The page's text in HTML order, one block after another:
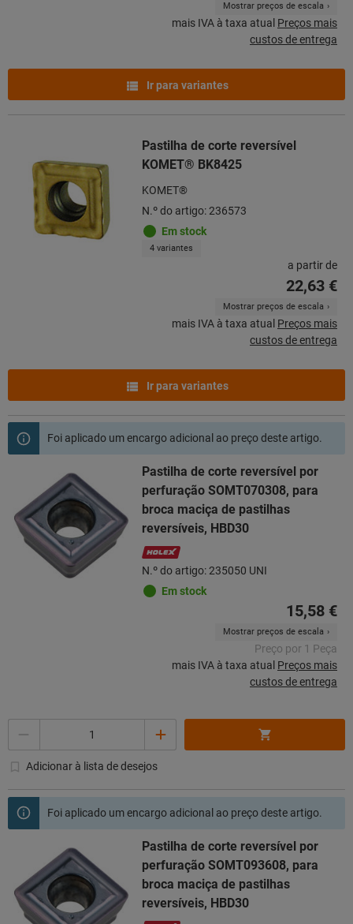
Mostrar preços de escala
mais IVA à taxa atual Preços mais
custos de entrega
Ir para variantes
Pastilha de corte reversível
KOMET® BK8425
KOMET®
N.º do artigo: 236573
Em stock
4 variantes
a partir de
22,63 €
Mostrar preços de escala
mais IVA à taxa atual Preços mais
custos de entrega
Ir para variantes
Foi aplicado um encargo adicional ao preço deste artigo.
Pastilha de corte reversível por
perfuração SOMT070308, para
broca maciça de pastilhas
reversíveis, HBD30
N.º do artigo: 235050 UNI
Em stock
15,58 €
Mostrar preços de escala
Preço por 1 Peça
mais IVA à taxa atual Preços mais
custos de entrega
Adicionar à lista de desejos
Foi aplicado um encargo adicional ao preço deste artigo.
Pastilha de corte reversível por
perfuração SOMT093608, para
broca maciça de pastilhas
reversíveis, HBD30